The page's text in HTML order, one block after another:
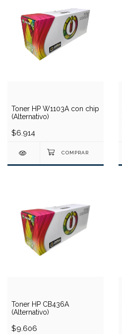
Toner HP W1103A con chip
(Alternativo)
$6.914
Toner HP CB436A
(Alternativo)
$9.606